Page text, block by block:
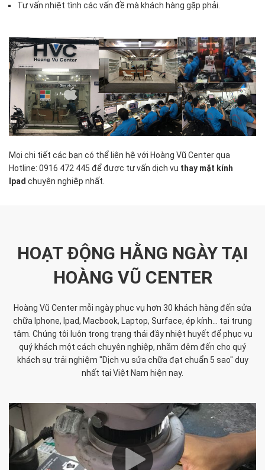
Tư vấn nhiệt tình các vấn đề mà khách hàng gặp phải.
Mọi chi tiết các bạn có thể liên hệ với Hoàng Vũ Center qua
Hotline: 0916 472 445 để được tư vấn dịch vụ thay mặt kính
Ipad chuyên nghiệp nhất.
HOẠT ĐỘNG HẰNG NGÀY TẠI
HOÀNG VŨ CENTER
Hoàng Vũ Center mỗi ngày phục vụ hơn 30 khách hàng đến sửa
chữa Iphone, Ipad, Macbook, Laptop, Surface, ép kính... tại trung
tâm. Chúng tôi luôn trong trạng thái đầy nhiệt huyết để phục vụ
quý khách một cách chuyên nghiệp, nhằm đêm đến cho quý
khách sự trải nghiệm "Dịch vụ sửa chữa đạt chuẩn 5 sao" duy
nhất tại Việt Nam hiện nay.